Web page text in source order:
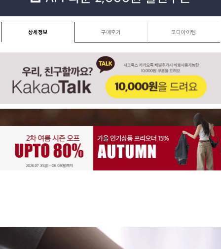
상세정보 구매후기 코디아이템